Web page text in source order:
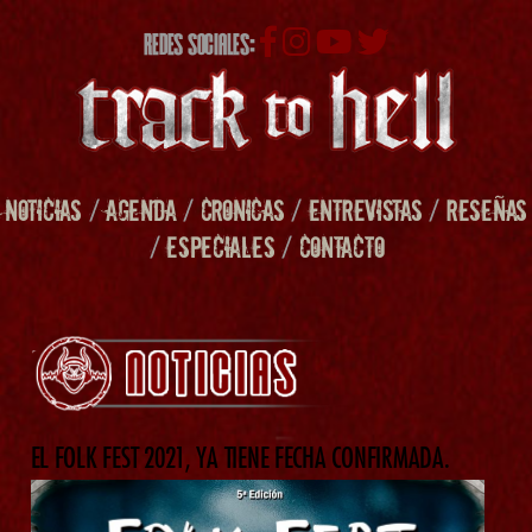
REDES SOCIALES:
NOTICIAS /AGENDA/ CRONICAS/ENTREVISTAS/RESEÑAS
/ESPECIALES/ CONTACTO
EL FOLK FEST 2021, YA TIENE FECHA CONFIRMADA.